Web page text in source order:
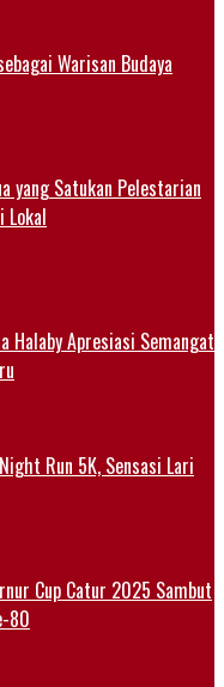
Warisan Budaya
yang Satukan Pelestarian
Lokal
Halaby Apresiasi Semangat
Run 5K, Sensasi Lari
Cup Catur 2025 Sambut
80